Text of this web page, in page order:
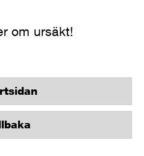
om ursäkt!